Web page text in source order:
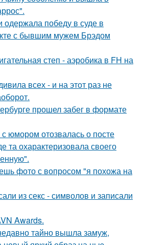
победу в суде в
с бывшим мужем Брэдом
степ - аэробика в FH на
всех - и на этот раз не
прошел забег в формате
юмором отозвалась о посте
та охарактеризовала своего
фото с вопросом "я похожа на
из секс - символов и записали
Awards.
тайно вышла замуж,